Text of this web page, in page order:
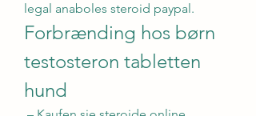
legal anaboles steroid paypal.
Forbrænding hos børn
testosteron tabletten
hund